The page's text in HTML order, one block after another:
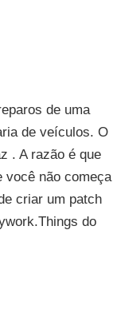
de uma
de veículos. O
. A razão é que
você não começa
criar um patch
do